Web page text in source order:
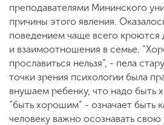
преподавателями Мининского
причины этого явления.
поведением чаще всего кроются
и взаимоотношения в семье.
прославиться нельзя”, - пела
точки зрения психологии была
внушаем ребенку, что надо
“быть хорошим” - означает быть
человеку важно осознавать свою